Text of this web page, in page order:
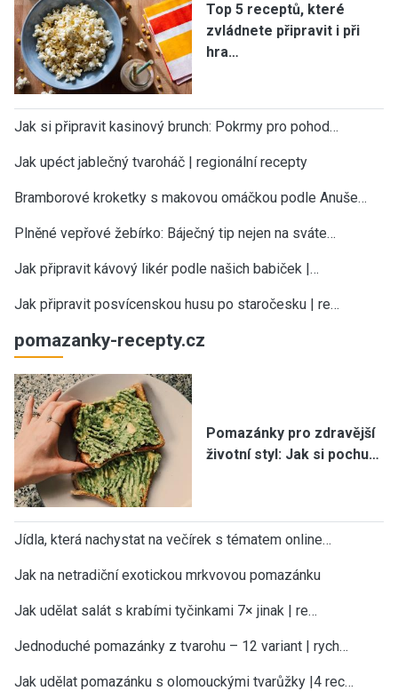
Top 5 receptů, které
zvládnete připravit i při
hra…
Jak si připravit kasinový brunch: Pokrmy pro pohod…
Jak upéct jablečný tvaroháč | regionální recepty
Bramborové kroketky s makovou omáčkou podle Anuše…
Plněné vepřové žebírko: Báječný tip nejen na sváte…
Jak připravit kávový likér podle našich babiček |…
Jak připravit posvícenskou husu po staročesku | re…
pomazanky-recepty.cz
Pomazánky pro zdravější
životní styl: Jak si pochu…
Jídla, která nachystat na večírek s tématem online…
Jak na netradiční exotickou mrkvovou pomazánku
Jak udělat salát s krabími tyčinkami 7× jinak | re…
Jednoduché pomazánky z tvarohu – 12 variant | rych…
Jak udělat pomazánku s olomouckými tvarůžky |4 rec…